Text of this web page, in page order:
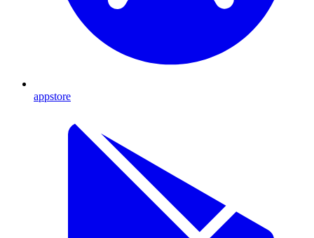
appstore